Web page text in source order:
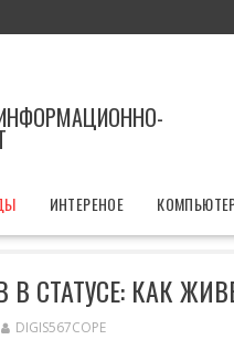
ИНТЕРЕНОЕ
В СТАТУСЕ: КАК
DIGIS567COPE